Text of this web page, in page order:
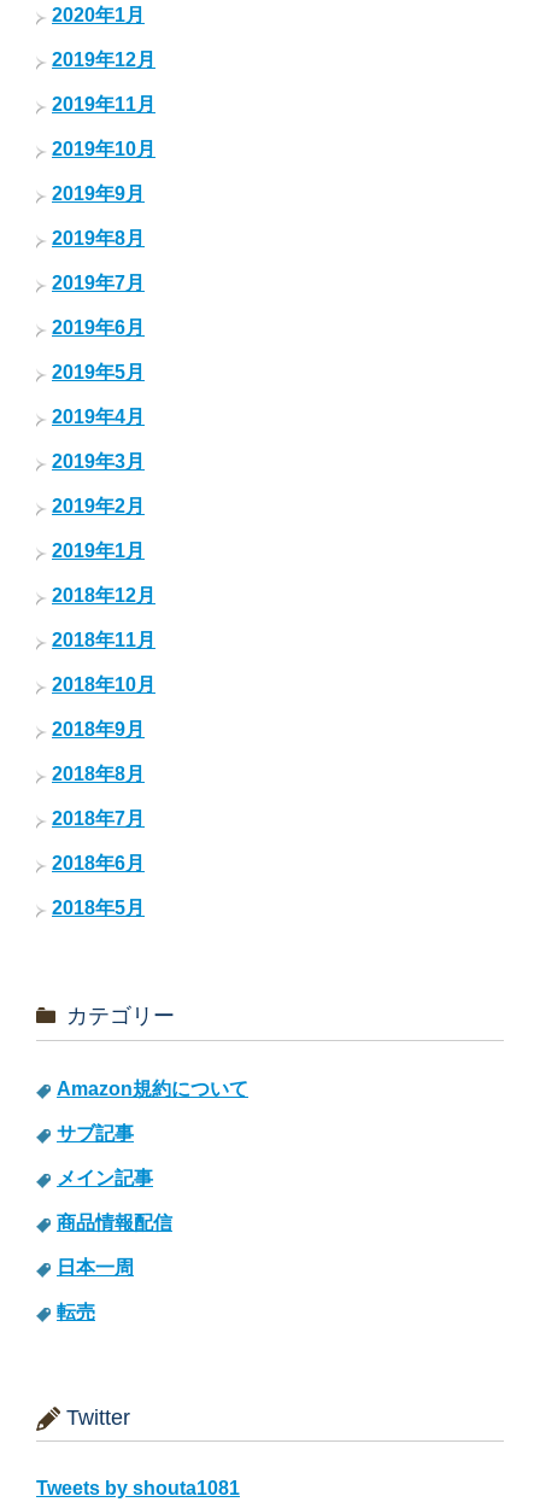
2020年1月
2019年12月
2019年11月
2019年10月
2019年9月
2019年8月
2019年7月
2019年6月
2019年5月
2019年4月
2019年3月
2019年2月
2019年1月
2018年12月
2018年11月
2018年10月
2018年9月
2018年8月
2018年7月
2018年6月
2018年5月
カテゴリー
Amazon規約について
サブ記事
メイン記事
商品情報配信
日本一周
転売
Twitter
Tweets by shouta1081